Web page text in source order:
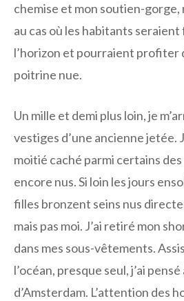
chemise et mon soutien-gorge,
au cas où les habitants
l’horizon et pourraient profiter
poitrine nue.
Un mille et demi plus loin, je
vestiges d’une ancienne jetée.
moitié caché parmi certains
encore nus. Si loin les jours
filles bronzent seins nus
mais pas moi. J’ai retiré mon
dans mes sous-vêtements.
l’océan, presque seul, j’ai
d’Amsterdam. L’attention des